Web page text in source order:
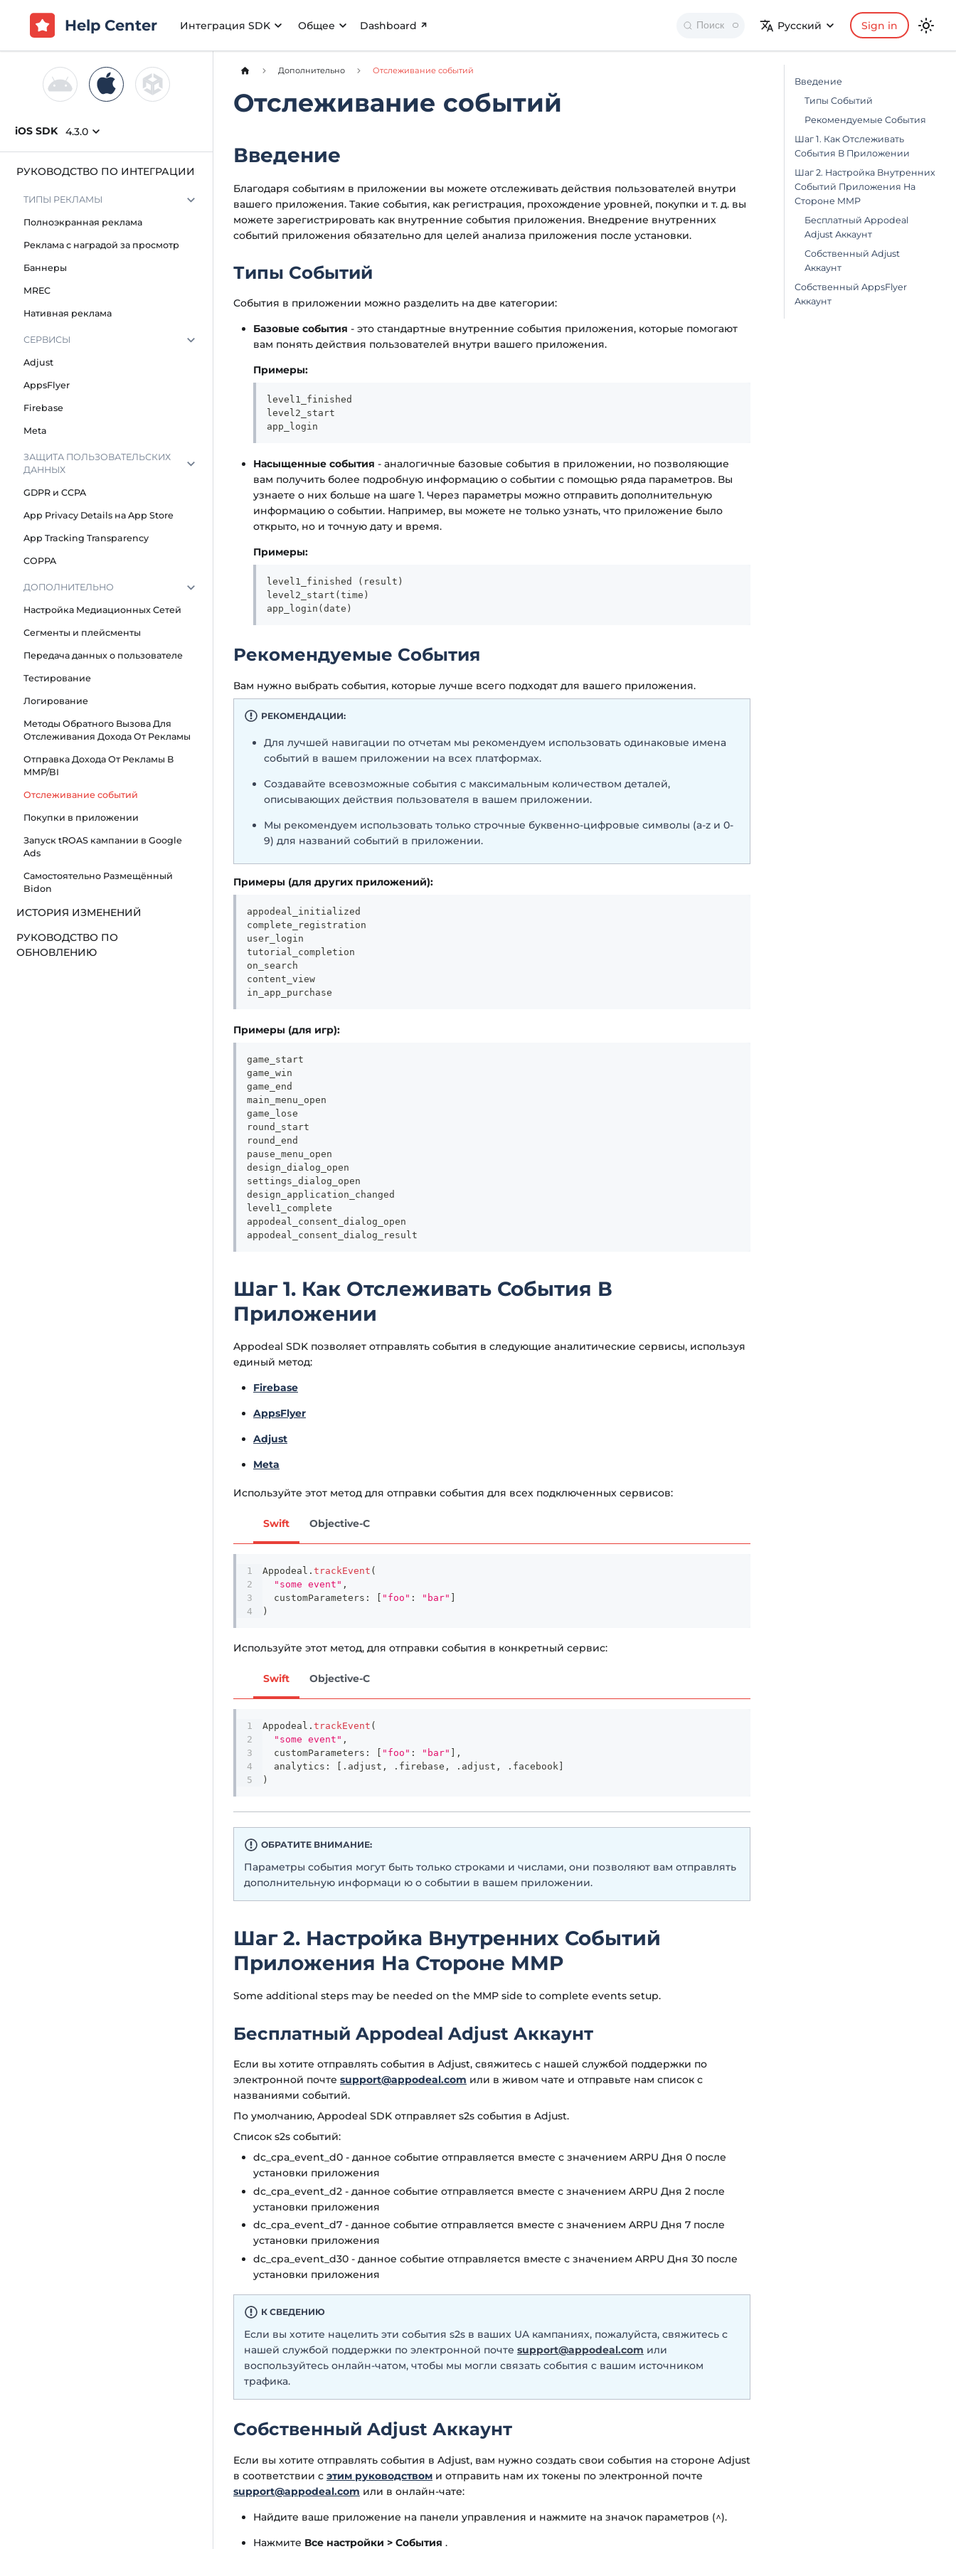
Help Center Интеграция SDK Общее Dashboard Поиск Русский Sign in
iOS SDK 4.3.0
РУКОВОДСТВО ПО ИНТЕГРАЦИИ
ТИПЫ РЕКЛАМЫ
Полноэкранная реклама
Реклама с наградой за просмотр
Баннеры
MREC
Нативная реклама
СЕРВИСЫ
Adjust
AppsFlyer
Firebase
Meta
ЗАЩИТА ПОЛЬЗОВАТЕЛЬСКИХ
ДАННЫХ
GDPR и CCPA
App Privacy Details на App Store
App Tracking Transparency
COPPA
ДОПОЛНИТЕЛЬНО
Настройка Медиационных Сетей
Сегменты и плейсменты
Передача данных о пользователе
Тестирование
Логирование
Методы Обратного Вызова Для
Отслеживания Дохода От Рекламы
Отправка Дохода От Рекламы В
MMP/BI
Отслеживание событий
Покупки в приложении
Запуск tROAS кампании в Google
Ads
Самостоятельно Размещённый
Bidon
ИСТОРИЯ ИЗМЕНЕНИЙ
РУКОВОДСТВО ПО
ОБНОВЛЕНИЮ
Дополнительно Отслеживание событий
Отслеживание событий
Введение
Благодаря событиям в приложении вы можете отслеживать действия пользователей внутри
вашего приложения. Такие события, как регистрация, прохождение уровней, покупки и т. д. вы
можете зарегистрировать как внутренние события приложения. Внедрение внутренних
событий приложения обязательно для целей анализа приложения после установки.
Типы Cобытий
События в приложении можно разделить на две категории:
Базовые события - это стандартные внутренние события приложения, которые помогают
вам понять действия пользователей внутри вашего приложения.
Примеры:
level1_finished
level2_start
app_login
Насыщенные события - аналогичные базовые события в приложении, но позволяющие
вам получить более подробную информацию о событии с помощью ряда параметров. Вы
узнаете о них больше на шаге 1. Через параметры можно отправить дополнительную
информацию о событии. Например, вы можете не только узнать, что приложение было
открыто, но и точную дату и время.
Примеры:
level1_finished (result)
level2_start(time)
app_login(date)
Рекомендуемые Cобытия
Вам нужно выбрать события, которые лучше всего подходят для вашего приложения.
РЕКОМЕНДАЦИИ:
Для лучшей навигации по отчетам мы рекомендуем использовать одинаковые имена
событий в вашем приложении на всех платформах.
Создавайте всевозможные события с максимальным количеством деталей,
описывающих действия пользователя в вашем приложении.
Мы рекомендуем использовать только строчные буквенно-цифровые символы (a-z и 0-
9) для названий событий в приложении.
Примеры (для других приложений):
appodeal_initialized
complete_registration
user_login
tutorial_completion
on_search
content_view
in_app_purchase
Примеры (для игр):
game_start
game_win
game_end
main_menu_open
game_lose
round_start
round_end
pause_menu_open
design_dialog_open
settings_dialog_open
design_application_changed
level1_complete
appodeal_consent_dialog_open
appodeal_consent_dialog_result
Шаг 1. Как Отслеживать События В
Приложении
Appodeal SDK позволяет отправлять события в следующие аналитические сервисы, используя
единый метод:
Firebase
AppsFlyer
Adjust
Meta
Используйте этот метод для отправки события для всех подключенных сервисов:
Swift Objective-C
Appodeal . trackEvent (
"some event" ,
  customParameters
: "foo" : "bar"
)
Используйте этот метод, для отправки события в конкретный сервис:
Swift Objective-C
Appodeal . trackEvent (
"some event" ,
  customParameters
: "foo" : "bar"
,
  analytics
: . adjust , . firebase , . adjust , . facebook
)
ОБРАТИТЕ ВНИМАНИЕ:
Параметры события могут быть только строками и числами, они позволяют вам отправлять
дополнительную информаци ю о событии в вашем приложении.
Шаг 2. Настройка Внутренних Событий
Приложения На Стороне MMP
Some additional steps may be needed on the MMP side to complete events setup.
Бесплатный Appodeal Adjust Аккаунт
Если вы хотите отправлять события в Adjust, свяжитесь с нашей службой поддержки по
электронной почте support@appodeal.com или в живом чате и отправьте нам список с
названиями событий.
По умолчанию, Appodeal SDK отправляет s2s события в Adjust.
Список s2s событий:
dc_cpa_event_d0 - данное событие отправляется вместе с значением ARPU Дня 0 после
установки приложения
dc_cpa_event_d2 - данное событие отправляется вместе с значением ARPU Дня 2 после
установки приложения
dc_cpa_event_d7 - данное событие отправляется вместе с значением ARPU Дня 7 после
установки приложения
dc_cpa_event_d30 - данное событие отправляется вместе с значением ARPU Дня 30 после
установки приложения
К СВЕДЕНИЮ
Если вы хотите нацелить эти события s2s в ваших UA кампаниях, пожалуйста, свяжитесь с
нашей службой поддержки по электронной почте support@appodeal.com или
воспользуйтесь онлайн-чатом, чтобы мы могли связать события с вашим источником
трафика.
Собственный Adjust Аккаунт
Если вы хотите отправлять события в Adjust, вам нужно создать свои события на стороне Adjust
в соответствии с этим руководством и отправить нам их токены по электронной почте
support@appodeal.com или в онлайн-чате:
Найдите ваше приложение на панели управления и нажмите на значок параметров (^).
Нажмите Все настройки > События .
Введение
Типы Cобытий
Рекомендуемые Cобытия
Шаг 1. Как Отслеживать
События В Приложении
Шаг 2. Настройка Внутренних
Событий Приложения На
Стороне MMP
Бесплатный Appodeal
Adjust Аккаунт
Собственный Adjust
Аккаунт
Собственный AppsFlyer
Аккаунт